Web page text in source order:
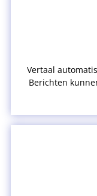
Vertaal
Berichten